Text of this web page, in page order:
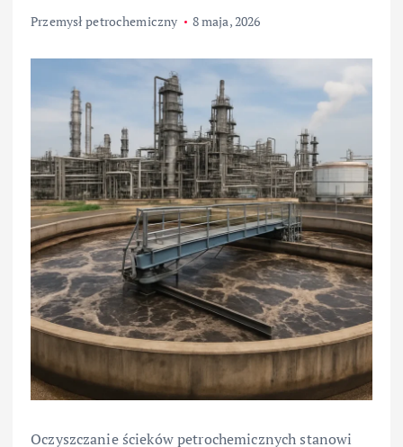
Przemysł petrochemiczny 8 maja, 2026
Oczyszczanie ścieków petrochemicznych stanowi